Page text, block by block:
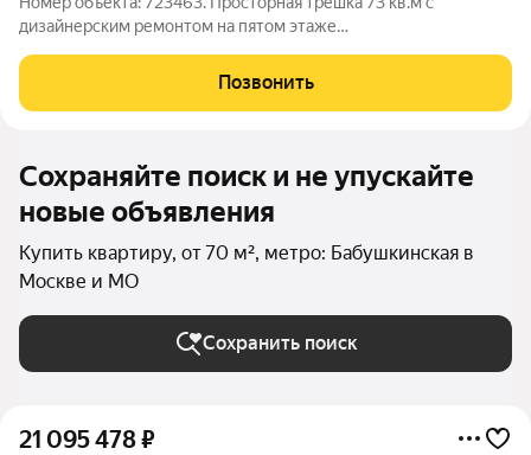
дизайнерским ремонтом на пятом этаже
без лишних хлопот. Эта квартира создана для тех, кто ценит
продуманное пространство и готовую эстетику:
Позвонить
Сохраняйте поиск и не упускайте
новые объявления
Купить квартиру, от 70 м², метро: Бабушкинская в
Москве и МО
Сохранить поиск
21 095 478₽